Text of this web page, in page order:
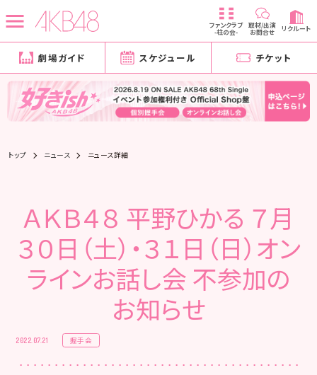
ファンクラブ
-柱の会-
取材/出演
お問合せ リクルート
劇場ガイド スケジュール チケット
トップ ニュース ニュース詳細
ＡＫＢ４８ 平野ひかる ７月
３０日（土）・３１日（日）オン
ラインお話し会 不参加の
お知らせ
2022.07.21 握手会